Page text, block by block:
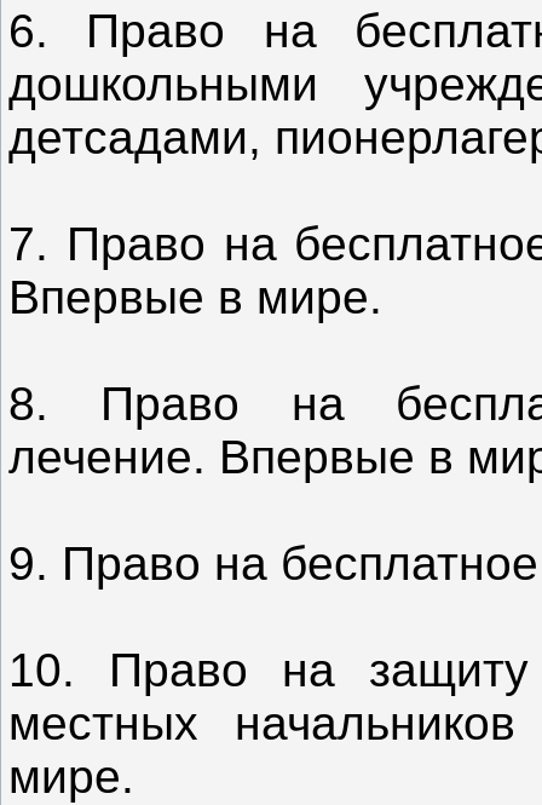
6. Право на
дошкольными
детсадами,
7. Право на
Впервые в мире.
8. Право на
лечение. Впервые в
9. Право на
10. Право на защиту
местных
мире.